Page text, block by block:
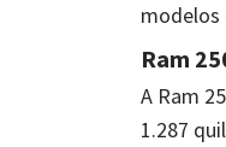
modelos
Ram
A Ram
1.287